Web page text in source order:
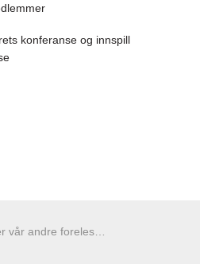
konferanse og innspill
Vi presenterer vår andre foreleser: Lars Lien